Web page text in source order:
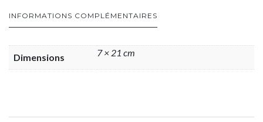
INFORMATIONS COMPLÉMENTAIRES
Dimensions 7 × 21 cm